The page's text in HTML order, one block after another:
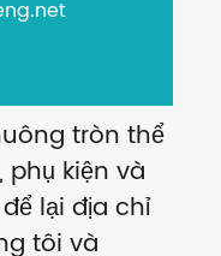
tròn thể
phụ kiện và
lại địa chỉ
tôi và